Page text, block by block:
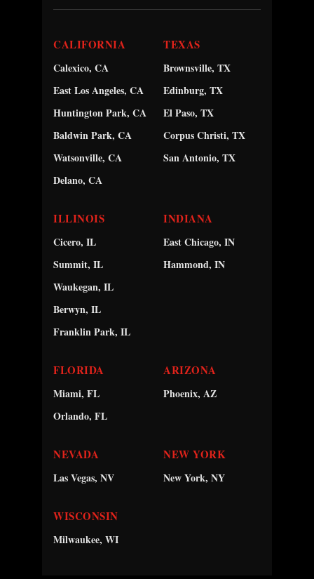
CALIFORNIA
Calexico, CA
East Los Angeles, CA
Huntington Park, CA
Baldwin Park, CA
Watsonville, CA
Delano, CA
TEXAS
Brownsville, TX
Edinburg, TX
El Paso, TX
Corpus Christi, TX
San Antonio, TX
ILLINOIS
Cicero, IL
Summit, IL
Waukegan, IL
Berwyn, IL
Franklin Park, IL
INDIANA
East Chicago, IN
Hammond, IN
FLORIDA
Miami, FL
Orlando, FL
ARIZONA
Phoenix, AZ
NEVADA
Las Vegas, NV
NEW YORK
New York, NY
WISCONSIN
Milwaukee, WI